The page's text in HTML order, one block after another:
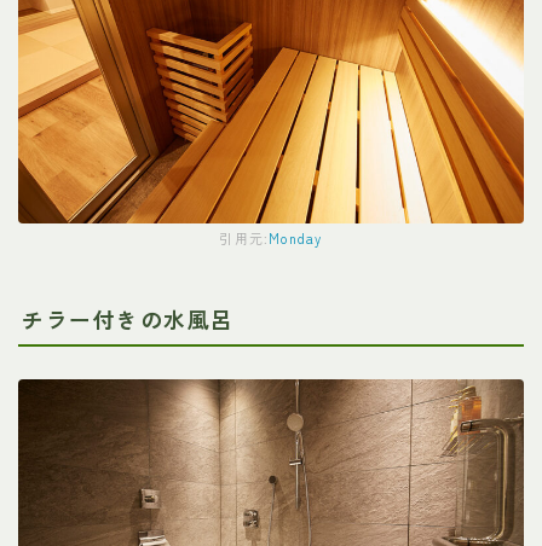
引用元:Monday
チラー付きの水風呂